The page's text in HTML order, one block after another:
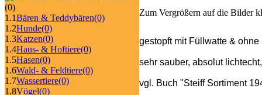
(0)
1.1Bären & Teddybären(0)
1.2Hunde(0)
1.3Katzen(0)
1.4Haus- & Hoftiere(0)
1.5Hasen(0)
1.6Wald- & Feldtiere(0)
1.7Wassertiere(0)
1.8Vögel(0)
Zum Vergrößern auf die Bilder
gestopft mit Füllwatte & ohne
sehr sauber, absolut
vgl. Buch "Steiff Sortiment